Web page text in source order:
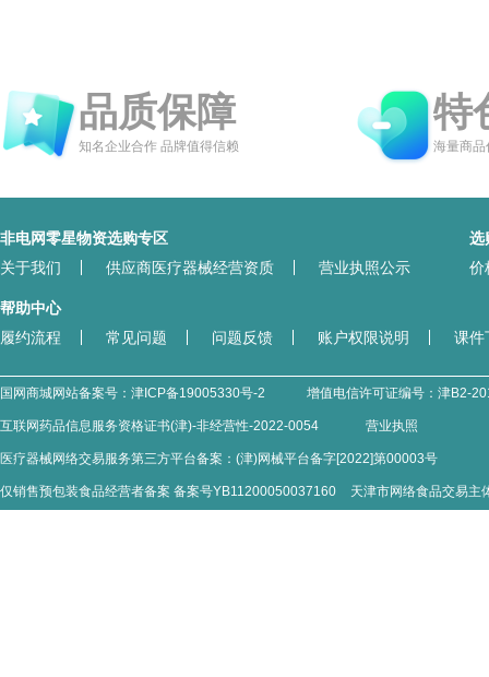
品质保障
知名企业合作 品牌值得信赖
特
海量商品
非电网零星物资选购专区
关于我们
供应商医疗器械经营资质 营业执照公示
选
价
帮助中心
履约流程
常见问题 问题反馈 账户权限说明 课件
国网商城网站备案号： 津ICP备19005330号-2 增值电信许可证编号： 津B2-
互联网药品信息服务资格证书(津)-非经营性-2022-0054 营业执照
医疗器械网络交易服务第三方平台备案：(津)网械平台备字[2022]第00003号
仅销售预包装食品经营者备案 备案号YB11200050037160 天津市网络食品交易主